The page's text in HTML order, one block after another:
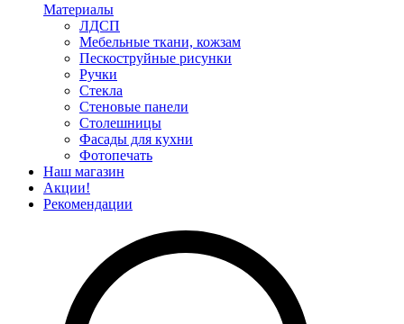
Материалы
ЛДСП
Мебельные ткани, кожзам
Пескоструйные рисунки
Ручки
Стекла
Стеновые панели
Столешницы
Фасады для кухни
Фотопечать
Наш магазин
Акции!
Рекомендации